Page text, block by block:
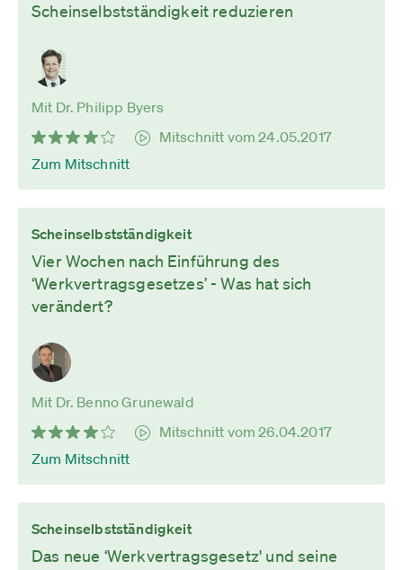
Scheinselbstständigkeit reduzieren
Mit Dr. Philipp Byers
Mitschnitt vom 24.05.2017
Zum Mitschnitt
Scheinselbstständigkeit
Vier Wochen nach Einführung des
‘Werkvertragsgesetzes’ - Was hat sich
verändert?
Mit Dr. Benno Grunewald
Mitschnitt vom 26.04.2017
Zum Mitschnitt
Scheinselbstständigkeit
Das neue ‘Werkvertragsgesetz' und seine